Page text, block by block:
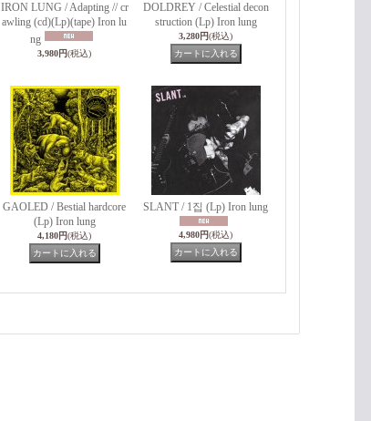
IRON LUNG / Adapting // cr
awling (cd)(Lp)(tape) Iron lu
ng
3,980円(税込)
DOLDREY / Celestial decon
struction (Lp) Iron lung
3,280円(税込)
GAOLED / Bestial hardcore
(Lp) Iron lung
4,180円(税込)
SLANT / 1집 (Lp) Iron lung
4,980円(税込)